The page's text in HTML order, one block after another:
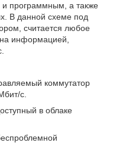
и программным, а также
В данной схеме под
считается любое
информацией,
коммутатор
с.
в облаке